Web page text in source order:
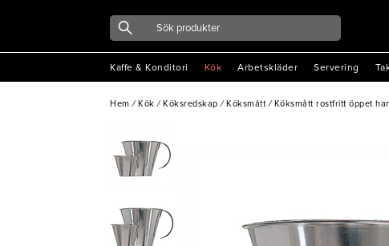
Kaffe & Konditori Kök Arbetskläder Servering
Hem / Kök / Köksredskap / Köksmått / Köksmått rostfritt öppet